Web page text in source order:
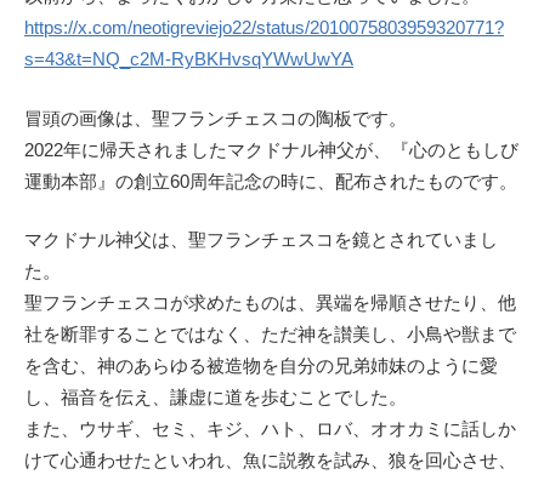
https://x.com/neotigreviejo22/status/2010075803959320771?
s=43&t=NQ_c2M-RyBKHvsqYWwUwYA
冒頭の画像は、聖フランチェスコの陶板です。
2022年に帰天されましたマクドナル神父が、『心のともしび
運動本部』の創立60周年記念の時に、配布されたものです。
マクドナル神父は、聖フランチェスコを鏡とされていまし
た。
聖フランチェスコが求めたものは、異端を帰順させたり、他
社を断罪することではなく、ただ神を讃美し、小鳥や獣まで
を含む、神のあらゆる被造物を自分の兄弟姉妹のように愛
し、福音を伝え、謙虚に道を歩むことでした。
また、ウサギ、セミ、キジ、ハト、ロバ、オオカミに話しか
けて心通わせたといわれ、魚に説教を試み、狼を回心させ、